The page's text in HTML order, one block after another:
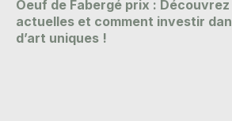
Oeuf de Fabergé prix :
actuelles et comment investir
d’art uniques !